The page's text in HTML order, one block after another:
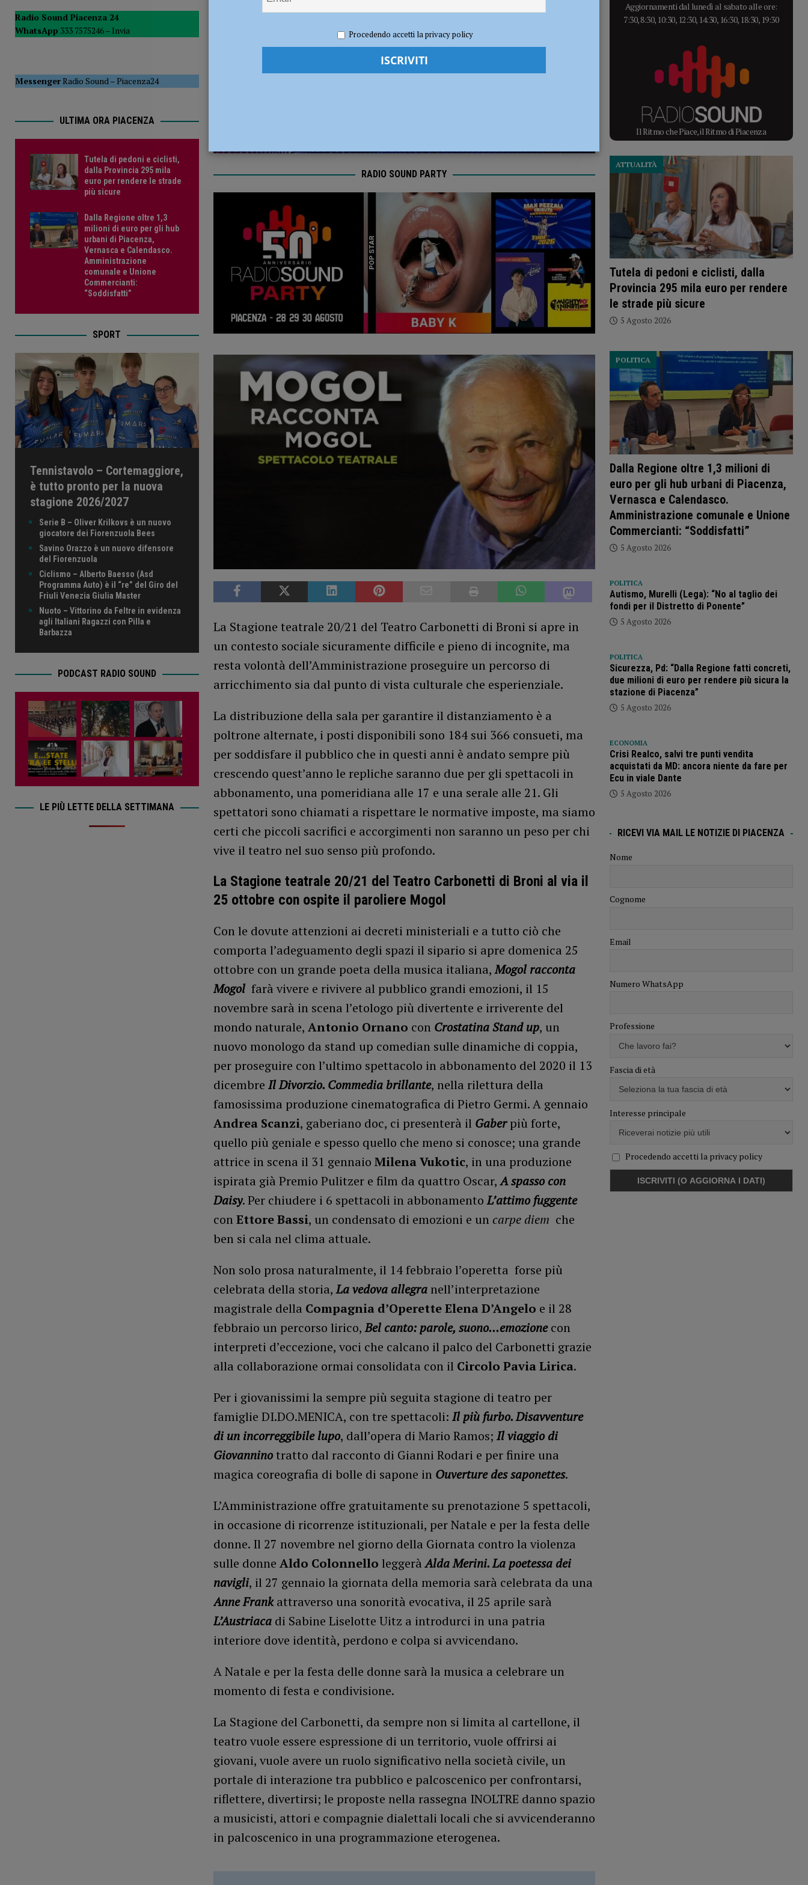
POLITICA
[ 5 Agosto 2026 ] Caldo estremo e asili nido, Tagliaferri (FdI): “Verificare subito la situazione nella provincia di Piacenza”
Redazione MC Eventi a Piacenza
RADIO SOUND PARTY
La Stagione teatrale 20/21 del Teatro Carbonetti di Broni si apre in
un contesto sociale sicuramente difficile e pieno di incognite, ma
resta volontà dell’Amministrazione proseguire un percorso di
arricchimento sia dal punto di vista culturale che esperienziale.
La distribuzione della sala per garantire il distanziamento è a
poltrone alternate, i posti disponibili sono 184 sui 366 consueti, ma
per soddisfare il pubblico che in questi anni è andato sempre più
crescendo quest’anno le repliche saranno due per gli spettacoli in
abbonamento, una pomeridiana alle 17 e una serale alle 21. Gli
spettatori sono chiamati a rispettare le normative imposte, ma siamo
certi che piccoli sacrifici e accorgimenti non saranno un peso per chi
vive il teatro nel suo senso più profondo.
La Stagione teatrale 20/21 del Teatro Carbonetti di Broni al via il
25 ottobre con ospite il paroliere Mogol
Con le dovute attenzioni ai decreti ministeriali e a tutto ciò che
comporta l’adeguamento degli spazi il sipario si apre domenica 25
ottobre con un grande poeta della musica italiana,Mogol racconta
Mogol farà vivere e rivivere al pubblico grandi emozioni, il 15
novembre sarà in scena l’etologo più divertente e irriverente del
mondo naturale, Antonio Ornano con Crostatina Stand up, un
nuovo monologo da stand up comedian sulle dinamiche di coppia,
per proseguire con l’ultimo spettacolo in abbonamento del 2020 il 13
dicembre Il Divorzio. Commedia brillante, nella rilettura della
famosissima produzione cinematografica di Pietro Germi. A gennaio
Andrea Scanzi, gaberiano doc, ci presenterà il Gaberpiù forte,
quello più geniale e spesso quello che meno si conosce; una grande
attrice in scena il 31 gennaio Milena Vukotic, in una produzione
ispirata già Premio Pulitzer e film da quattro Oscar,A spasso con
Daisy. Per chiudere i 6 spettacoli in abbonamentoL’attimo fuggente
conEttore Bassi, un condensato di emozioni e un carpe diem che
ben si cala nel clima attuale.
Non solo prosa naturalmente, il 14 febbraio l’operetta forse più
celebrata della storia,La vedova allegranell’interpretazione
magistrale della Compagnia d’Operette Elena D’Angelo e il 28
febbraio un percorso lirico,Bel canto: parole, suono…emozionecon
interpreti d’eccezione, voci che calcano il palco del Carbonetti grazie
alla collaborazione ormai consolidata con il Circolo Pavia Lirica.
Per i giovanissimi la sempre più seguita stagione di teatro per
famiglie DI.DO.MENICA, con tre spettacoli: Il più furbo. Disavventure
di un incorreggibile lupo, dall’opera di Mario Ramos; Il viaggio di
Giovanninotratto dal racconto di Gianni Rodari e per finire una
magica coreografia di bolle di sapone in Ouverture des saponettes.
L’Amministrazione offre gratuitamente su prenotazione 5 spettacoli,
in occasione di ricorrenze istituzionali, per Natale e per la festa delle
donne. Il 27 novembre nel giorno della Giornata contro la violenza
sulle donne Aldo Colonnello leggeràAlda Merini. La poetessa dei
navigli, il 27 gennaio la giornata della memoria sarà celebrata da una
Anne Frankattraverso una sonorità evocativa, il 25 aprile sarà
L’Austriacadi Sabine Liselotte Uitz a introdurci in una patria
interiore dove identità, perdono e colpa si avvicendano.
A Natale e per la festa delle donne sarà la musica a celebrare un
momento di festa e condivisione.
La Stagione del Carbonetti, da sempre non si limita al cartellone, il
teatro vuole essere espressione di un territorio, vuole offrirsi ai
giovani, vuole avere un ruolo significativo nella società civile, un
portale di interazione tra pubblico e palcoscenico per confrontarsi,
riflettere, divertirsi; le proposte nella rassegna INOLTRE danno spazio
a musicisti, attori e compagnie dialettali locali che si avvicenderanno
in palcoscenico in una programmazione eterogenea.
Radio Sound Piacenza 24
WhatsApp 333 7575246 – Invia
MessengerRadio Sound–Piacenza24
ULTIMA ORA PIACENZA
Tutela di pedoni e ciclisti,
dalla Provincia 295 mila
euro per rendere le strade
più sicure
Dalla Regione oltre 1,3
milioni di euro per gli hub
urbani di Piacenza,
Vernasca e Calendasco.
Amministrazione
comunale e Unione
Commercianti:
“Soddisfatti”
SPORT
Tennistavolo – Cortemaggiore,
è tutto pronto per la nuova
stagione 2026/2027
Serie B – Oliver Krilkovs è un nuovo
giocatore dei Fiorenzuola Bees
Savino Orazzo è un nuovo difensore
del Fiorenzuola
Ciclismo – Alberto Baesso (Asd
Programma Auto) è il “re” del Giro del
Friuli Venezia Giulia Master
Nuoto – Vittorino da Feltre in evidenza
agli Italiani Ragazzi con Pilla e
Barbazza
PODCAST RADIO SOUND
LE PIÙ LETTE DELLA SETTIMANA
Aggiornamenti dal lunedì al sabato alle ore:
7:30, 8:30, 10:30, 12:30, 14:30, 16:30, 18:30, 19:30
Il Ritmo che Piace, il Ritmo di Piacenza
Tutela di pedoni e ciclisti, dalla
Provincia 295 mila euro per rendere
le strade più sicure
ATTUALITÀ
5 Agosto 2026
Dalla Regione oltre 1,3 milioni di
euro per gli hub urbani di Piacenza,
Vernasca e Calendasco.
Amministrazione comunale e Unione
Commercianti: “Soddisfatti”
POLITICA
5 Agosto 2026
POLITICA
Autismo, Murelli (Lega): “No al taglio dei
fondi per il Distretto di Ponente”
5 Agosto 2026
POLITICA
Sicurezza, Pd: “Dalla Regione fatti concreti,
due milioni di euro per rendere più sicura la
stazione di Piacenza”
5 Agosto 2026
ECONOMIA
Crisi Realco, salvi tre punti vendita
acquistati da MD: ancora niente da fare per
Ecu in viale Dante
5 Agosto 2026
RICEVI VIA MAIL LE NOTIZIE DI PIACENZA
Nome
Cognome
Email
Numero WhatsApp
Professione
Fascia di età
Interesse principale
Procedendo accetti la privacy policy
Procedendo accetti la privacy policy